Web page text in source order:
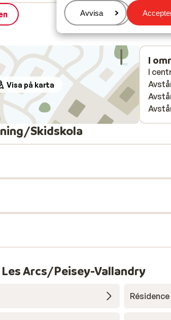
Hantera
Avvisa
Visa på karta
I
I
Skidskola
Arcs/Peisey-Vallandry